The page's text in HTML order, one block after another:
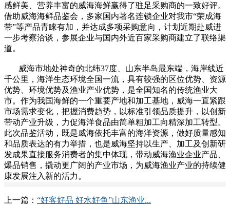
感鲜美、营养丰富的威海海鲜赢得了驻足采购商的一致好评。
借助威海海鲜品鉴会，多家国内著名连锁企业对我市“荣成海
带”等产品青睐有加，并达成多项采购意向，计划近期赴威进
一步考察洽谈，参展企业与国内外近百家采购商建立了联络渠
道。
威海市地处神奇的北纬37度、山东半岛最东端，海岸线近
千公里，海洋生态环境全国一流，具有较强的区位优势、资源
优势、环境优势及渔业产业优势，是全国知名的传统渔业大
市。作为我国海鲜的一个重要产地和加工基地，威海一直紧跟
市场需求变化，把握消费趋势，以标准引领品质提升，以创新
带动产业升级，力促海洋食品由简单粗加工向精深加工转型。
此次品鉴活动，既是威海依托丰富的海洋资源，做好质量感知
和品质表达的有力举措，也是威海坚持以生产、加工及创新研
发成果直接服务消费者的集中体现，带动威海渔业企业产品、
爆品销售，撬动更广阔的产业市场，为威海渔业产业的持续健
康发展注入新的活力。
上一篇： “好客好品 好水好鱼”山东渔业...